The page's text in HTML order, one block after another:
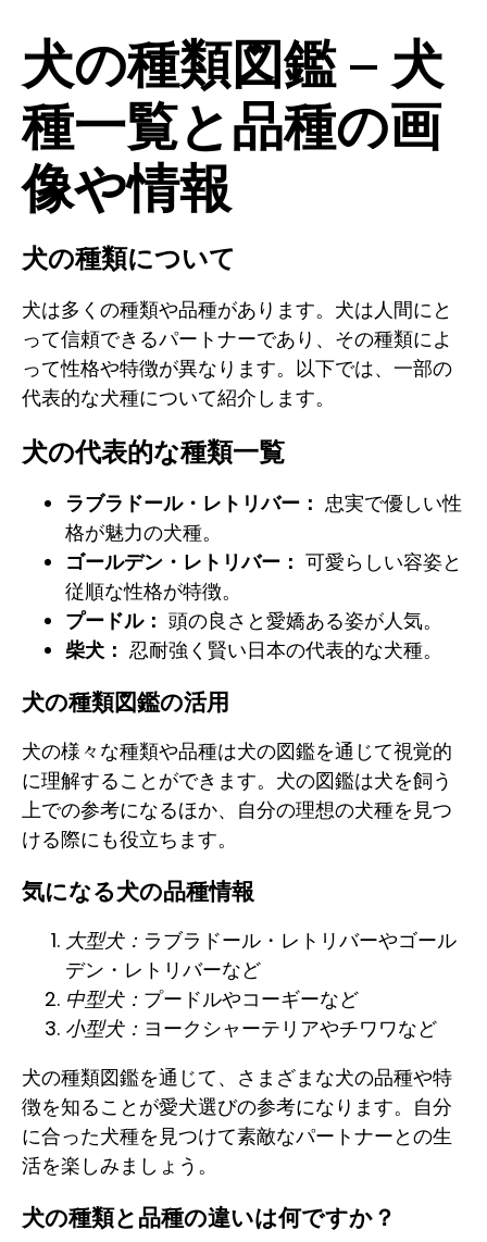
犬の種類図鑑 – 犬
種一覧と品種の画
像や情報
犬の種類について
犬は多くの種類や品種があります。犬は人間にと
って信頼できるパートナーであり、その種類によ
って性格や特徴が異なります。以下では、一部の
代表的な犬種について紹介します。
犬の代表的な種類一覧
ラブラドール・レトリバー： 忠実で優しい性
格が魅力の犬種。
ゴールデン・レトリバー： 可愛らしい容姿と
従順な性格が特徴。
プードル： 頭の良さと愛嬌ある姿が人気。
柴犬： 忍耐強く賢い日本の代表的な犬種。
犬の種類図鑑の活用
犬の様々な種類や品種は犬の図鑑を通じて視覚的
に理解することができます。犬の図鑑は犬を飼う
上での参考になるほか、自分の理想の犬種を見つ
ける際にも役立ちます。
気になる犬の品種情報
大型犬： ラブラドール・レトリバーやゴール
デン・レトリバーなど
中型犬： プードルやコーギーなど
小型犬： ヨークシャーテリアやチワワなど
犬の種類図鑑を通じて、さまざまな犬の品種や特
徴を知ることが愛犬選びの参考になります。自分
に合った犬種を見つけて素敵なパートナーとの生
活を楽しみましょう。
犬の種類と品種の違いは何ですか？